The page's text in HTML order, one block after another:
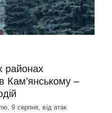
районах
Кам’янському –
9 серпня, від атак